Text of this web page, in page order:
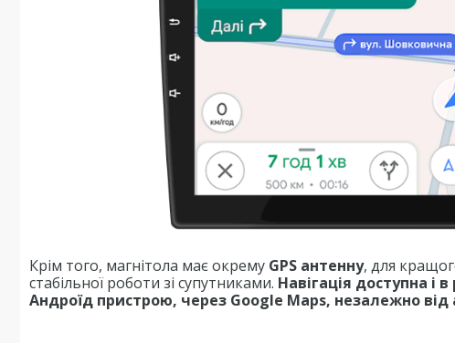
Крім того, магнітола має окрему GPS антенну, для
стабільної роботи зі супутниками. Навігація доступна і
Андроїд пристрою, через Google Maps, незалежно